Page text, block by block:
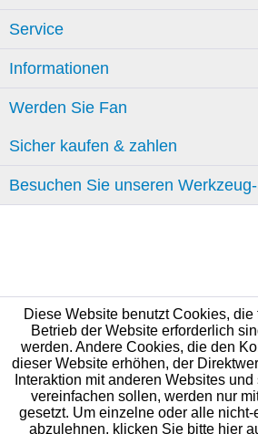
Service
Informationen
Werden Sie Fan
Sicher kaufen & zahlen
Besuchen Sie unseren
Diese Website benutzt Cookies,
Betrieb der Website erforderlich
werden. Andere Cookies, die den
dieser Website erhöhen, der
Interaktion mit anderen Websites
vereinfachen sollen, werden nur
gesetzt. Um einzelne oder alle
abzulehnen, klicken Sie bitte hier